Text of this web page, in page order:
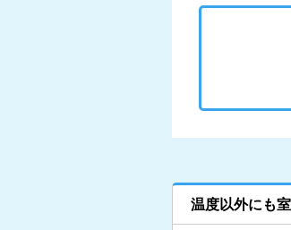
温度以外にも